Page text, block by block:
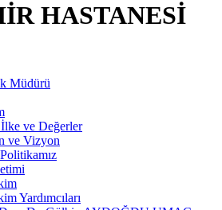
HASTANESİ
Müdürü
ve Değerler
ve Vizyon
Yardımcıları